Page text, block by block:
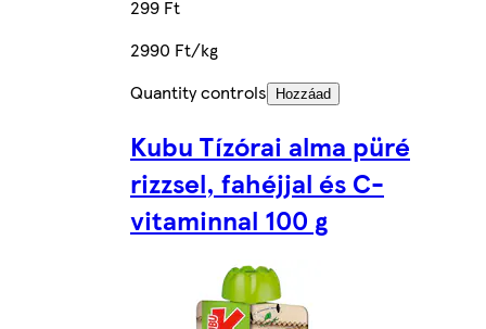
299 Ft
2990 Ft/kg
Quantity controls
Hozzáad
Kubu Tízórai alma püré
rizzsel, fahéjjal és C-
vitaminnal 100 g